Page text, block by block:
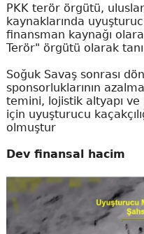
PKK terör örgütü,
kaynaklarında
finansman kaynağı
Terör" örgütü olarak
Soğuk Savaş sonrası
sponsorluklarının
temini, lojistik altyapı
için uyuşturucu
olmuştur
Dev finansal hacim